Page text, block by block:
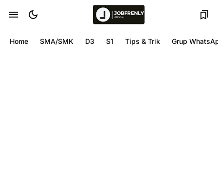
Home SMA/SMK D3 S1 Tips & Trik Grup